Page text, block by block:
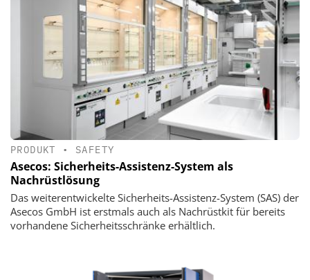
PRODUKT • SAFETY
Asecos: Sicherheits-Assistenz-System als
Nachrüstlösung
Das weiterentwickelte Sicherheits-Assistenz-System (SAS) der
Asecos GmbH ist erstmals auch als Nachrüstkit für bereits
vorhandene Sicherheitsschränke erhältlich.